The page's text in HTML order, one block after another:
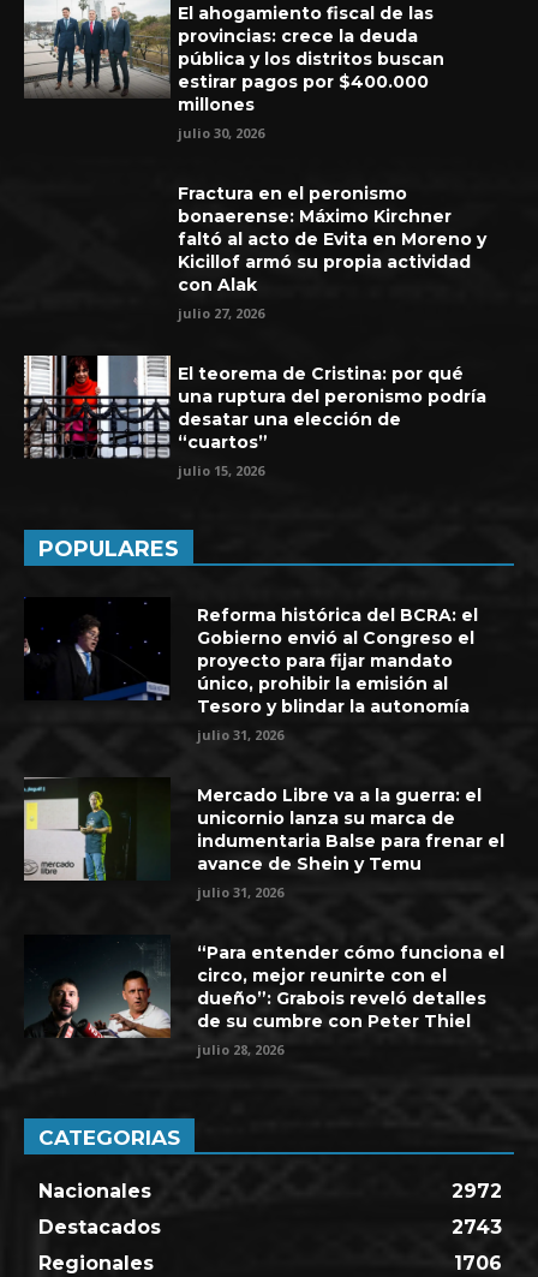
El ahogamiento fiscal de las
provincias: crece la deuda
pública y los distritos buscan
estirar pagos por $400.000
millones
julio 30, 2026
Fractura en el peronismo
bonaerense: Máximo Kirchner
faltó al acto de Evita en Moreno y
Kicillof armó su propia actividad
con Alak
julio 27, 2026
El teorema de Cristina: por qué
una ruptura del peronismo podría
desatar una elección de
“cuartos”
julio 15, 2026
POPULARES
Reforma histórica del BCRA: el
Gobierno envió al Congreso el
proyecto para fijar mandato
único, prohibir la emisión al
Tesoro y blindar la autonomía
julio 31, 2026
Mercado Libre va a la guerra: el
unicornio lanza su marca de
indumentaria Balse para frenar el
avance de Shein y Temu
julio 31, 2026
“Para entender cómo funciona el
circo, mejor reunirte con el
dueño”: Grabois reveló detalles
de su cumbre con Peter Thiel
julio 28, 2026
CATEGORIAS
Nacionales
2972
Destacados
2743
Regionales
1706